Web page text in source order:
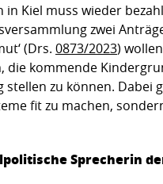
in Kiel muss wieder
zwei
(Drs. 0873/2023)
die kommende
stellen zu können.
fit zu machen,
Sprecherin